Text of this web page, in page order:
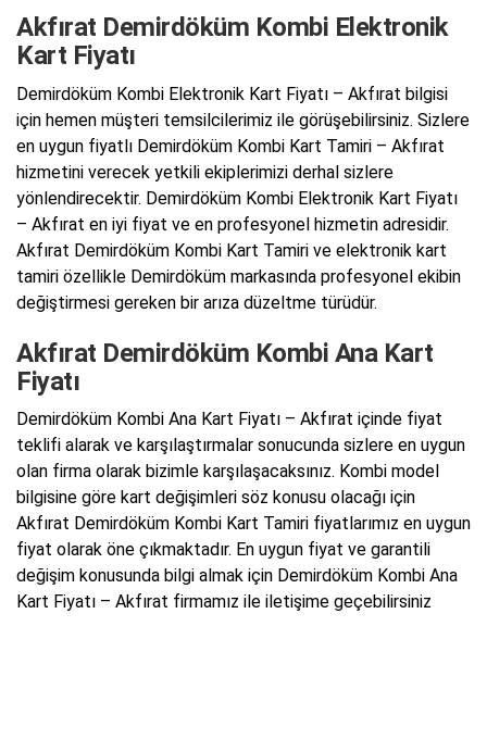
Akfırat Demirdöküm Kombi Elektronik
Kart Fiyatı
Demirdöküm Kombi Elektronik Kart Fiyatı – Akfırat bilgisi
için hemen müşteri temsilcilerimiz ile görüşebilirsiniz. Sizlere
en uygun fiyatlı Demirdöküm Kombi Kart Tamiri – Akfırat
hizmetini verecek yetkili ekiplerimizi derhal sizlere
yönlendirecektir. Demirdöküm Kombi Elektronik Kart Fiyatı
– Akfırat en iyi fiyat ve en profesyonel hizmetin adresidir.
Akfırat Demirdöküm Kombi Kart Tamiri ve elektronik kart
tamiri özellikle Demirdöküm markasında profesyonel ekibin
değiştirmesi gereken bir arıza düzeltme türüdür.
Akfırat Demirdöküm Kombi Ana Kart
Fiyatı
Demirdöküm Kombi Ana Kart Fiyatı – Akfırat içinde fiyat
teklifi alarak ve karşılaştırmalar sonucunda sizlere en uygun
olan firma olarak bizimle karşılaşacaksınız. Kombi model
bilgisine göre kart değişimleri söz konusu olacağı için
Akfırat Demirdöküm Kombi Kart Tamiri fiyatlarımız en uygun
fiyat olarak öne çıkmaktadır. En uygun fiyat ve garantili
değişim konusunda bilgi almak için Demirdöküm Kombi Ana
Kart Fiyatı – Akfırat firmamız ile iletişime geçebilirsiniz